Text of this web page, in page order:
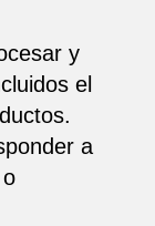
y
el
a